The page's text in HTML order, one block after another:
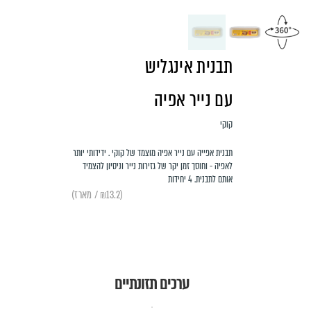
תבנית אינגליש
עם נייר אפיה
קוקי
תבנית אפייה עם נייר אפיה מוצמד של קוקי . ידידותי יותר
לאפיה - וחוסך זמן יקר של גזירות נייר וניסיון להצמיד
אותם לתבנית. 4 יחידות
(₪13.2 / מארז)
ערכים תזונתיים